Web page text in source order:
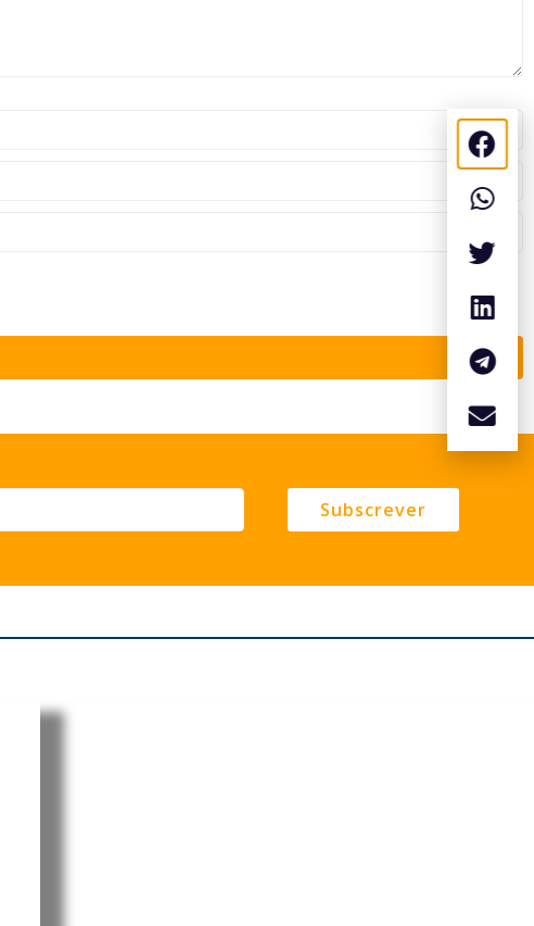
Subscrever